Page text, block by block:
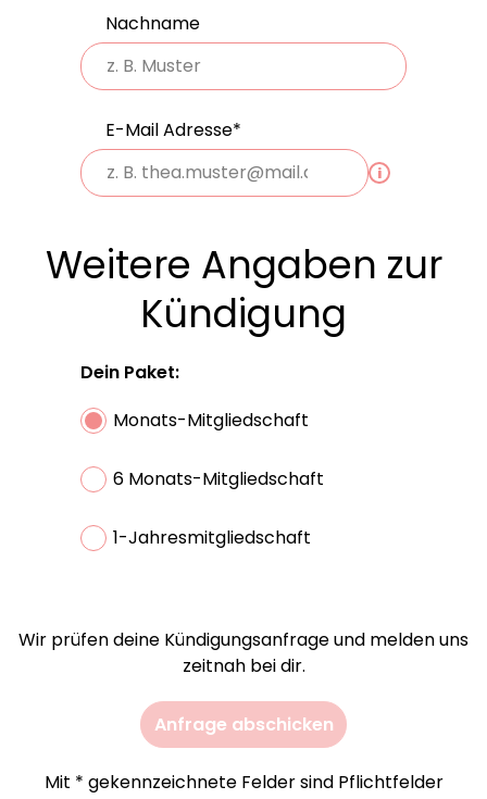
Nachname
E-Mail Adresse*
i
Weitere Angaben zur
Kündigung
Dein Paket:
Monats-Mitgliedschaft
6 Monats-Mitgliedschaft
1-Jahresmitgliedschaft
Wir prüfen deine Kündigungsanfrage und melden uns
zeitnah bei dir.
Anfrage abschicken
Mit * gekennzeichnete Felder sind Pflichtfelder